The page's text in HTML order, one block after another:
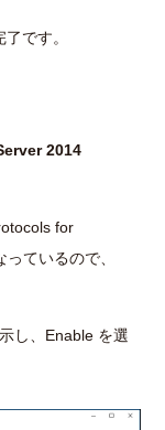
です。
2014
for
ているので、
し、Enable を選